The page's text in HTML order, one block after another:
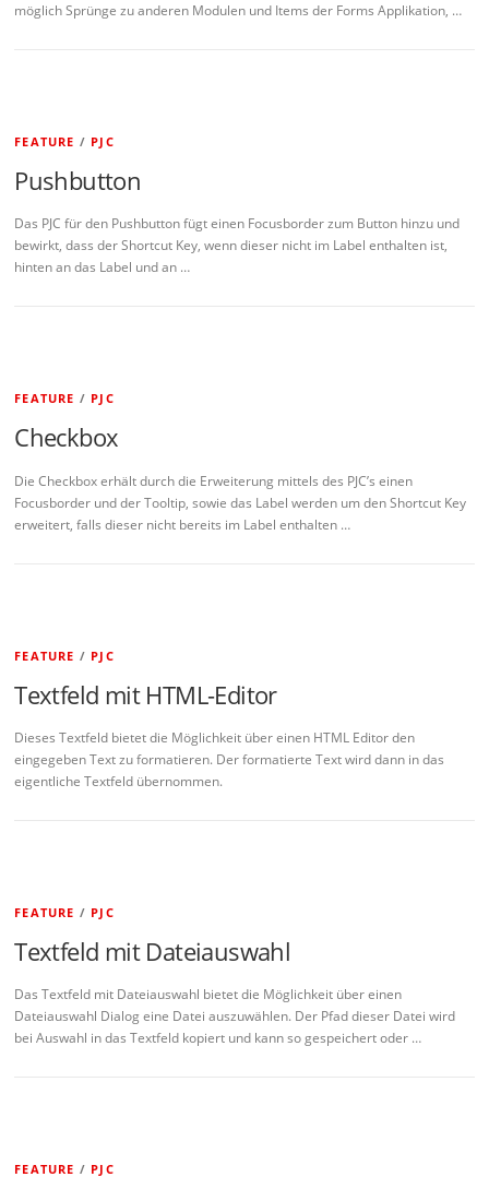
möglich Sprünge zu anderen Modulen und Items der Forms Applikation, …
FEATURE / PJC
Pushbutton
Das PJC für den Pushbutton fügt einen Focusborder zum Button hinzu und
bewirkt, dass der Shortcut Key, wenn dieser nicht im Label enthalten ist,
hinten an das Label und an …
FEATURE / PJC
Checkbox
Die Checkbox erhält durch die Erweiterung mittels des PJC’s einen
Focusborder und der Tooltip, sowie das Label werden um den Shortcut Key
erweitert, falls dieser nicht bereits im Label enthalten …
FEATURE / PJC
Textfeld mit HTML-Editor
Dieses Textfeld bietet die Möglichkeit über einen HTML Editor den
eingegeben Text zu formatieren. Der formatierte Text wird dann in das
eigentliche Textfeld übernommen.
FEATURE / PJC
Textfeld mit Dateiauswahl
Das Textfeld mit Dateiauswahl bietet die Möglichkeit über einen
Dateiauswahl Dialog eine Datei auszuwählen. Der Pfad dieser Datei wird
bei Auswahl in das Textfeld kopiert und kann so gespeichert oder …
FEATURE / PJC